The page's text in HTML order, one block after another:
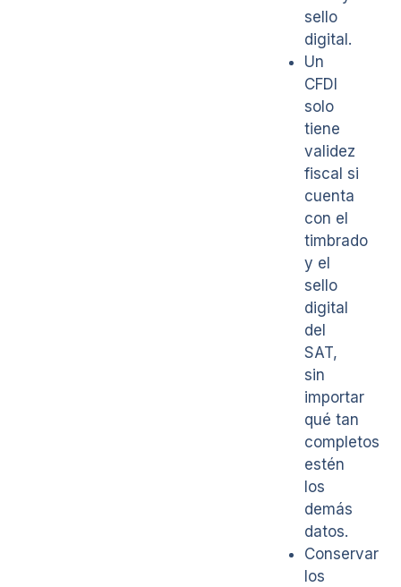
sello
digital.
Un
CFDI
solo
tiene
validez
fiscal si
cuenta
con el
timbrado
y el
sello
digital
del
SAT,
sin
importar
qué tan
completos
estén
los
demás
datos.
Conservar
los